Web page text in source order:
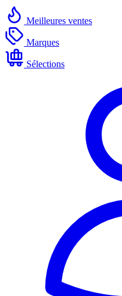
Meilleures ventes
Marques
Sélections